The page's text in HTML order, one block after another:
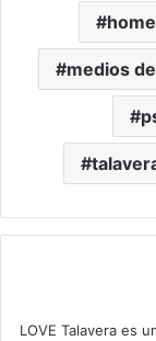
home
medios
LOVE Talavera es